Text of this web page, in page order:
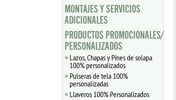
MONTAJES Y SERVICIOS
ADICIONALES
PRODUCTOS PROMOCIONALES/
PERSONALIZADOS
Lazos, Chapas y Pines de solapa
100% personalizados
Pulseras de tela 100%
personalizadas
Llaveros 100% Personalizados